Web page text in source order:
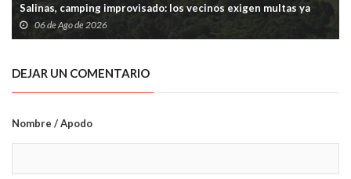
Salinas, camping improvisado: los vecinos exigen multas ya
06 de Ago de 2026
DEJAR UN COMENTARIO
Nombre / Apodo